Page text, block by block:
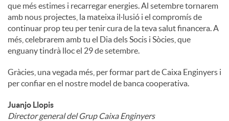
que més estimes i recarregar energies. Al setembre tornarem
amb nous projectes, la mateixa il·lusió i el compromís de
continuar prop teu per tenir cura de la teva salut financera. A
més, celebrarem amb tu el Dia dels Socis i Sòcies, que
enguany tindrà lloc el 29 de setembre.
Gràcies, una vegada més, per formar part de Caixa Enginyers i
per confiar en el nostre model de banca cooperativa.
Juanjo Llopis
Director general del Grup Caixa Enginyers